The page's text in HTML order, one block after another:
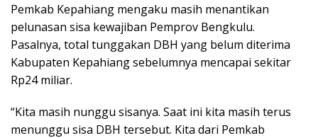
Pemkab Kepahiang mengaku masih menantikan
pelunasan sisa kewajiban Pemprov Bengkulu.
Pasalnya, total tunggakan DBH yang belum diterima
Kabupaten Kepahiang sebelumnya mencapai sekitar
Rp24 miliar.
“Kita masih nunggu sisanya. Saat ini kita masih terus
menunggu sisa DBH tersebut. Kita dari Pemkab